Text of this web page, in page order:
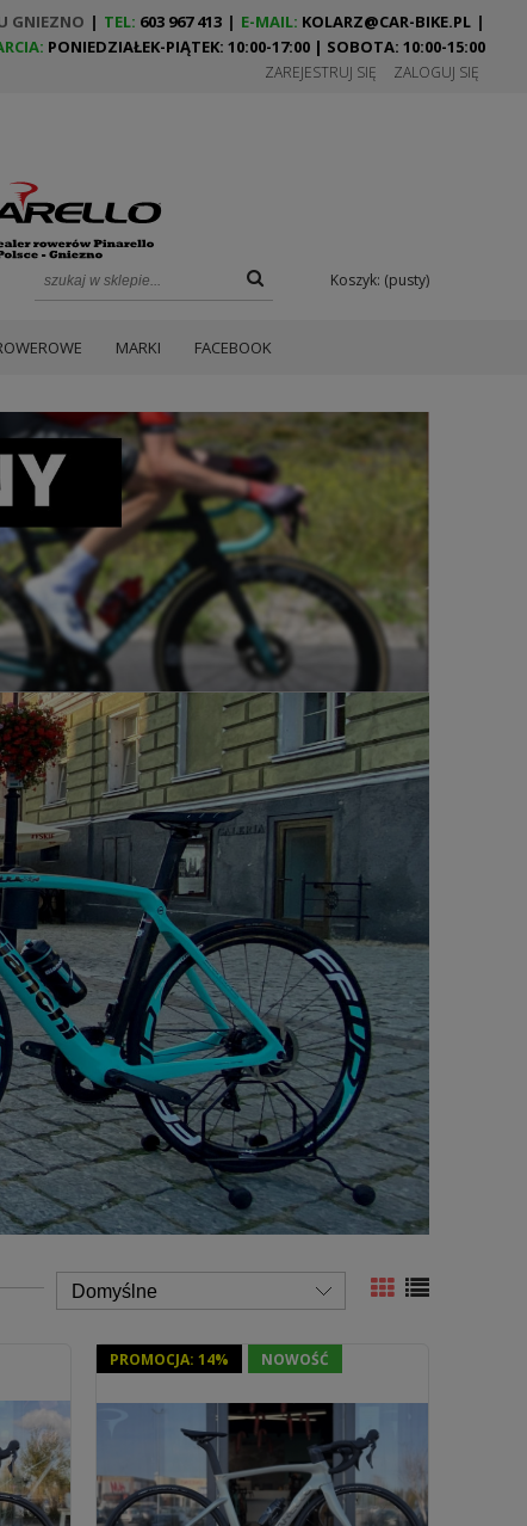
GNIEZNO | TEL: 603 967 413 | E-MAIL: KOLARZ@CAR-BIKE.PL |
PONIEDZIAŁEK-PIĄTEK: 10:00-17:00 | SOBOTA: 10:00-15:00
ZAREJESTRUJ SIĘ ZALOGUJ SIĘ
Koszyk: (pusty)
MARKI FACEBOOK
PROMOCJA: 14% NOWOŚĆ